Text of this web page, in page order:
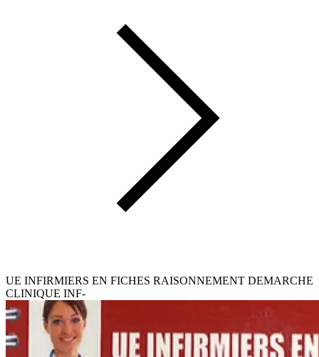
UE INFIRMIERS EN FICHES RAISONNEMENT DEMARCHE
CLINIQUE INF-